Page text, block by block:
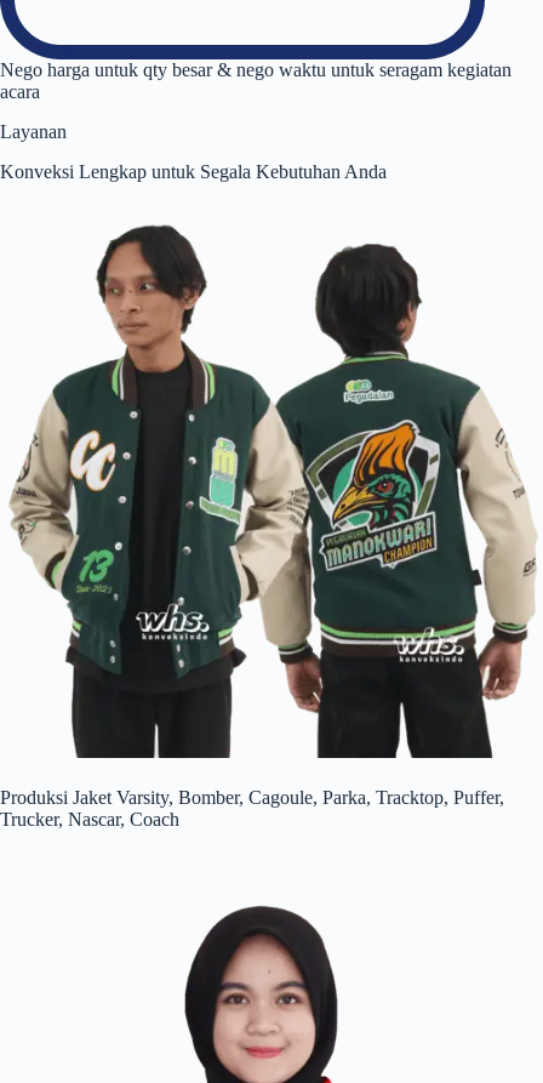
Nego harga untuk qty besar & nego waktu untuk seragam kegiatan
acara
Layanan
Konveksi Lengkap untuk Segala Kebutuhan Anda
Produksi Jaket Varsity, Bomber, Cagoule, Parka, Tracktop, Puffer,
Trucker, Nascar, Coach